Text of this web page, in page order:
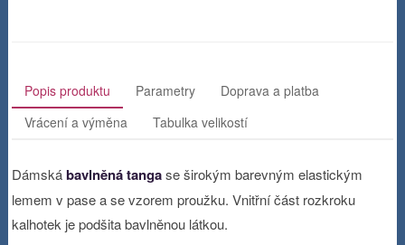
Popis produktu Parametry
Doprava a platba
Vrácení a výměna
Tabulka velikostí
Dámskábavlněná tangase širokým barevným elastickým
lemem v pase a se vzorem proužku. Vnitřní část rozkroku
kalhotek je podšita bavlněnou látkou.